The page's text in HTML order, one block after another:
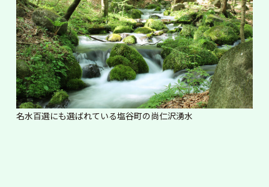
名水百選にも選ばれている塩谷町の尚仁沢湧水